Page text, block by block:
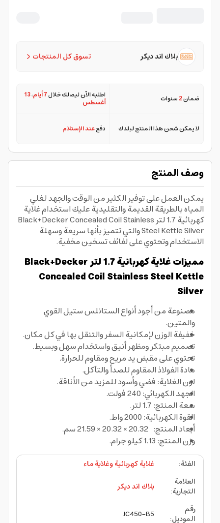
تسوق كل المنتجات بلاك اند ديكر
ضمان2سنوات اطلبه الآن ليصلك خلال7 أيام ،13
أغسطس
لا يمكن شحن هذا المنتج لبلدك دفععند الإستلام
وصف المنتج
يمكن العمل على توفير الكثير من الوقت والجهد لغلي
المياه بالطريقة القديمة والتقليدية عليك استخدام غلاية
كهربائية 1.7 لتر Black+Decker Concealed Coil Stainless
Steel Kettle Silver والتي تتميز بأنها سريعة وسهلة
الاستخدام وتحتوي على لفائف تسخين مخفية.
مميزات غلاية كهربائية 1.7 لتر Black+Decker
Concealed Coil Stainless Steel Kettle
Silver
مصنوعة من أجود أنواع الستانلس ستيل القوي
والمتين.
خفيفة الوزن لإمكانية السفر والتنقل بها في كل مكان.
تصميم مبتكر ومظهر أنيق واستخدام سهل وبسيط.
تحتوي على مقبض يد مريح ومقاوم للحرارة.
مادة الفولاذ المقاوم للصدأ والتآكل.
لون الغلاية: فضي وأسود للمزيد من الأناقة.
الجهد الكهربائي: 240 فولت.
سعة المنتج: 1.7 لتر.
القوة الكهربائية: 2000 واط.
أبعاد المنتج: 20.32 × 20.32 × 21.59 سم.
وزن المنتج: 1.13 كيلو جرام.
الفئة:
غلاية كهربائية وغلاية ماء
العلامة
التجارية:
بلاك اند ديكر
رقم
الموديل:
JC450-B5